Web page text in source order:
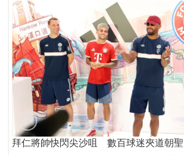
拜仁將帥快閃尖沙咀 數百球迷夾道朝聖